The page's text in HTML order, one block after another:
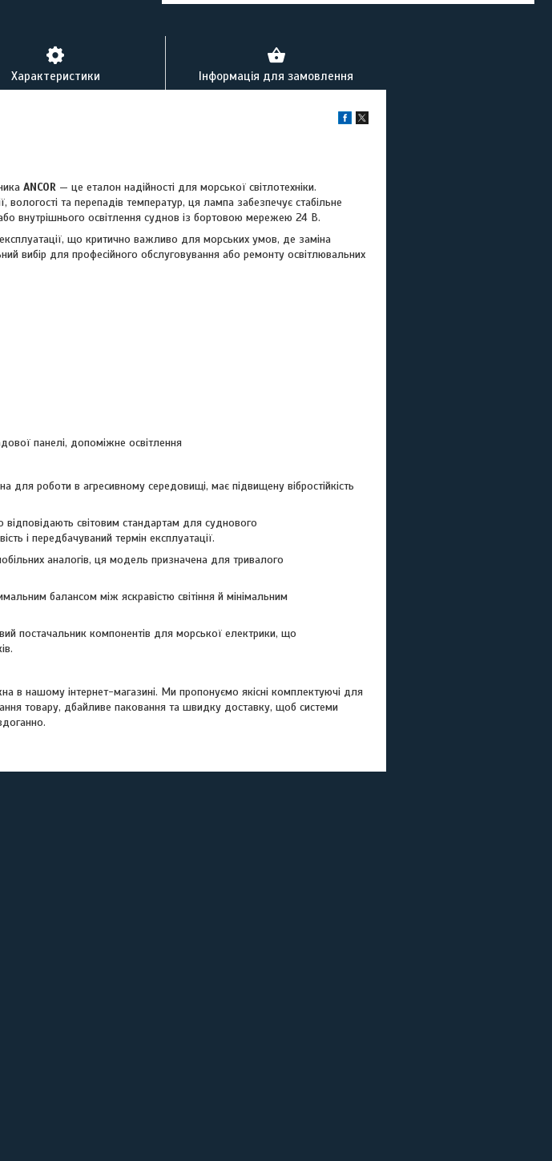
Характеристики Інформація для замовлення
ANCOR — це еталон надійності для морської світлотехніки.
та перепадів температур, ця лампа забезпечує стабільне
внутрішнього освітлення суднов із бортовою мережею 24 В.
що критично важливо для морських умов, де заміна
вибір для професійного обслуговування або ремонту освітлювальних
панелі, допоміжне освітлення
для роботи в агресивному середовищі, має підвищену вібростійкість
світовим стандартам для суднового
і передбачуваний термін експлуатації.
аналогів, ця модель призначена для тривалого
балансом між яскравістю світіння й мінімальним
постачальник компонентів для морської електрики, що
в нашому інтернет-магазині. Ми пропонуємо якісні комплектуючі для
товару, дбайливе паковання та швидку доставку, щоб системи